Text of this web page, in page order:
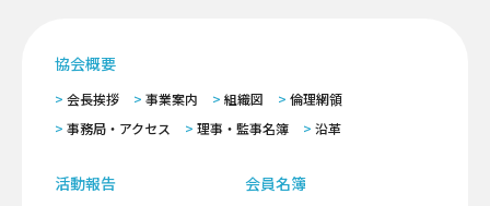
協会概要
会長挨拶 事業案内 組織図
倫理網領
事務局・アクセス
理事・監事名簿 沿革
活動報告
会員名簿